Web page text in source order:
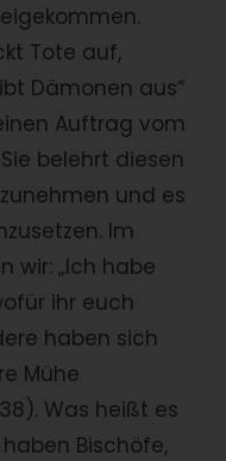
Tote auf,
Dämonen aus“
Auftrag vom
belehrt diesen
und es
Im
wir: „Ich habe
ihr euch
haben sich
Mühe
Was heißt es
Bischöfe,